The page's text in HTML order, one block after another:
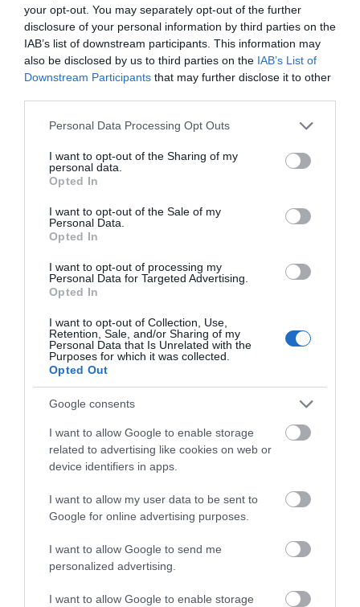
your opt-out. You may separately opt-out of the further
disclosure of your personal information by third parties on the
IAB’s list of downstream participants. This information may
also be disclosed by us to third parties on the IAB’s List of
Downstream Participants that may further disclose it to other
Please note that this website/app uses one or more Google
not limited to your visit or usage behaviour. You may click to
grant or deny consent to Google and its third-party tags to
use your data for below specified purposes in below Google
consent section.
Personal Data Processing Opt Outs
I want to opt-out of the Sharing of my
personal data.
Opted In
I want to opt-out of the Sale of my
Personal Data.
Opted In
I want to opt-out of processing my
Personal Data for Targeted Advertising.
Opted In
I want to opt-out of Collection, Use,
Retention, Sale, and/or Sharing of my
Personal Data that Is Unrelated with the
Purposes for which it was collected.
Opted Out
Google consents
I want to allow Google to enable storage
related to advertising like cookies on web or
device identifiers in apps.
I want to allow my user data to be sent to
Google for online advertising purposes.
I want to allow Google to send me
personalized advertising.
I want to allow Google to enable storage
RECENZJE
Xiaomi Mi Robot Vacuum Mop Essential
– tani odkurzacz automatyczny z
KACPER ŻARSKI
GOOGLE HOME
Recenzja Google Nest Hub –
mieć!
KACPER ŻARSKI
·
11 SIERPNIA 2021
9,5
Recenzja inteligentnego
zamka Yale Linus Smart
Lock. To sprzęt, który
uzależnia!
4 SIERPNIA 2021
RECENZJE